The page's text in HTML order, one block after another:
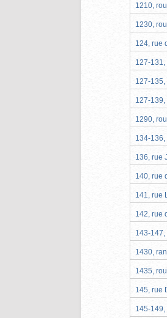
1210,
1230,
124, rue
127-131,
127-
127-
1290,
134-
136, rue
140, rue
141, rue
142, rue
143-
1430,
1435,
145, rue
145-149,